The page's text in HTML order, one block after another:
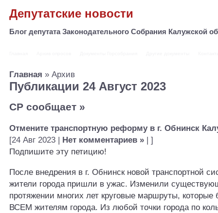
Депутатские новости
Блог депутата Законодательного Собрания Калужской
Главная » Архив
Публикации 24 Август 2023
СР сообщает »
Отмените транспортную реформу в г. Обнинск
[24 Авг 2023 | Нет комментариев » | ]
Подпишите эту петицию!
После внедрения в г. Обнинск новой транспортной
жители города пришли в ужас. Изменили
протяжении многих лет круговые маршруты,
ВСЕМ жителям города. Из любой точки города по